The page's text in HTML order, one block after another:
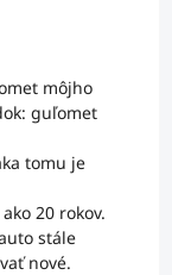
môjho
guľomet
tomu je
20 rokov.
stále
nové.